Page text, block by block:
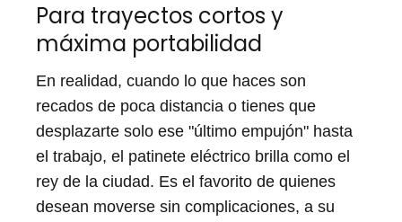
Para trayectos cortos y
máxima portabilidad
En realidad, cuando lo que haces son
recados de poca distancia o tienes que
desplazarte solo ese "último empujón" hasta
el trabajo, el patinete eléctrico brilla como el
rey de la ciudad. Es el favorito de quienes
desean moverse sin complicaciones, a su